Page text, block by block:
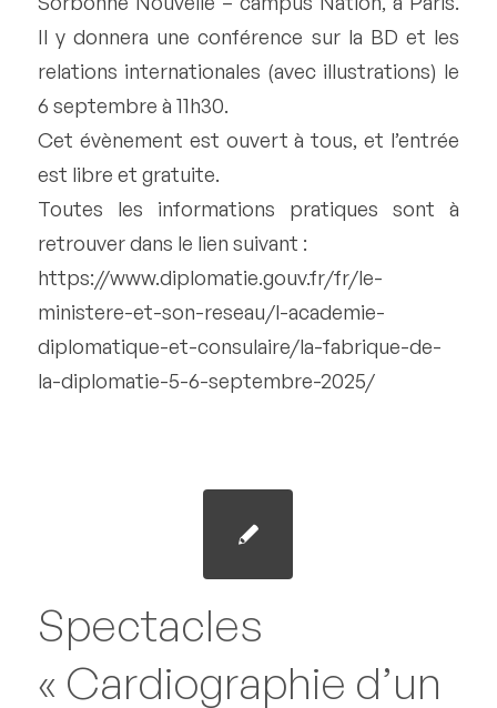
Il y donnera une conférence sur la BD et les
relations internationales (avec illustrations) le
6 septembre à 11h30.
Cet évènement est ouvert à tous, et l’entrée
est libre et gratuite.
Toutes les informations pratiques sont à
retrouver dans le lien suivant :
https://www.diplomatie.gouv.fr/fr/le-
ministere-et-son-reseau/l-academie-
diplomatique-et-consulaire/la-fabrique-de-
la-diplomatie-5-6-septembre-2025/
Spectacles
« Cardiographie d’un